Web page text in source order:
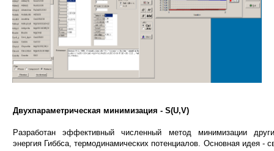
Двухпараметрическая минимизация - S(U,V)
Разработан эффективный численный метод минимизации
энергия Гиббса, термодинамических потенциалов. Основная идея -